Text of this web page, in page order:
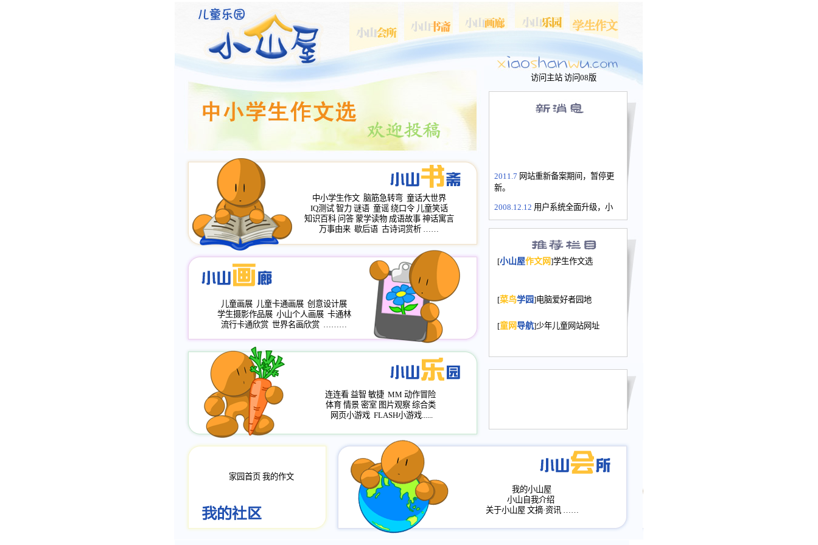
访问主站 访问08版
2011.7 网站重新备案期间，暂停更
新。
2008.12.12 用户系统全面升级，小
长会、家园网－个人空间，用户一
次注册全部通行。
2008.12.12家园网正式运行，域
年，2009版提前启用，小山屋全面
小山画廊均增加多个新栏目。。
评分、顶功能，作文宝典改版。
[小山屋作文网]学生作文选
[菜鸟学园]电脑爱好者园地
[童网导航]少年儿童网站网址
中小学生作文 脑筋急转弯 童话大世界
IQ测试 智力 谜语 童谣 绕口令 儿童笑话
知识百科 问答 蒙学读物 成语故事 神话寓言
万事由来 歇后语 古诗词赏析 ……
儿童画展 儿童卡通画展 创意设计展
学生摄影作品展 小山个人画展 卡通林
流行卡通欣赏 世界名画欣赏 ………
连连看 益智 敏捷 MM 动作冒险
体育 情景 密室 图片观察 综合类
网页小游戏 FLASH小游戏......
家园首页 我的作文
我的小山屋
小山自我介绍
关于小山屋 文摘·资讯 ……